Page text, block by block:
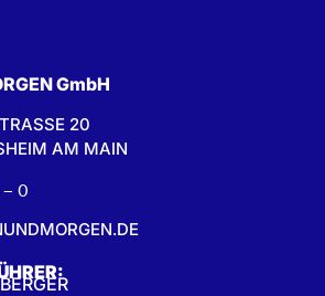
GmbH
20
AM MAIN
– 0